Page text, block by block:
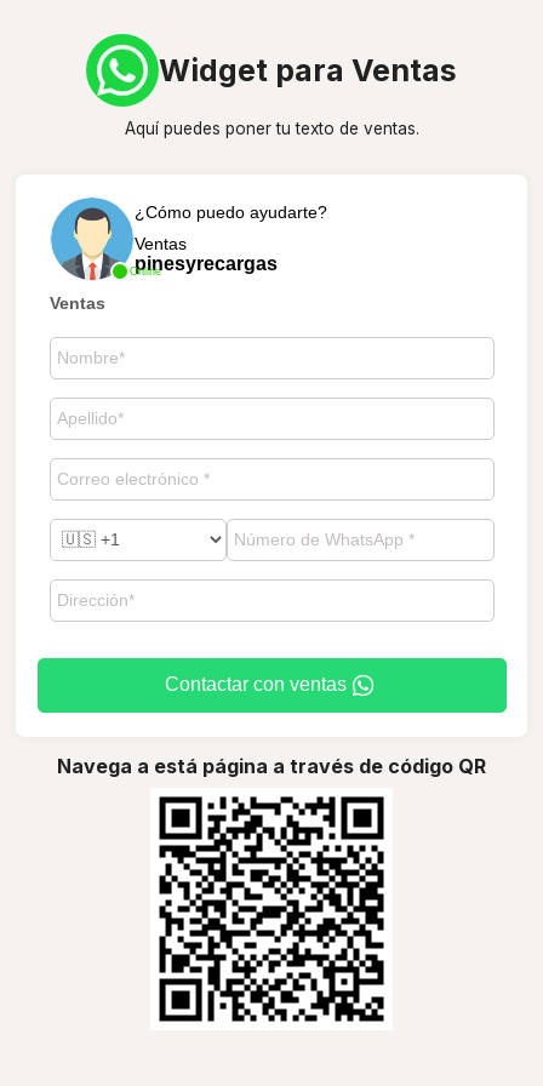
Widget para Ventas
Aquí puedes poner tu texto de ventas.
Online
¿Cómo puedo ayudarte?
Ventas
pinesyrecargas
Ventas
Contactar con ventas
Navega a está página a través de código QR